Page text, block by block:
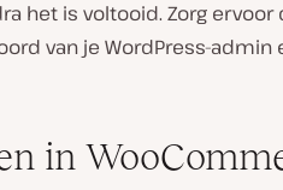
het is voltooid. Zorg ervoor
van je WordPress-admin
in